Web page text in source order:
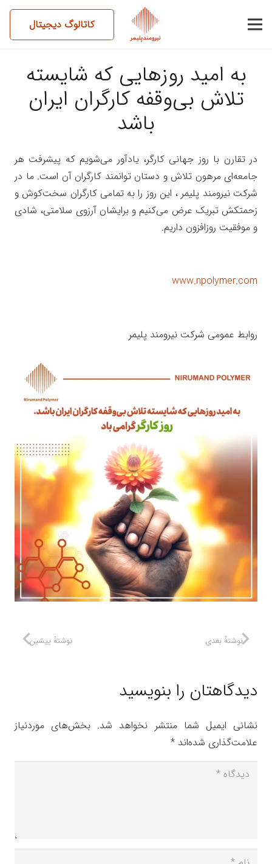
کاتالوگ دیجیتال
به امید روزهایی که شایسته
تلاش بی‌وقفه کارگران ایران
باشد
در تقارن با روز جهانی کارگر، یادآور می‌شویم که پیشرفت هر
جامعه‌ای مرهون تلاش و دستان توانمند کارگران آن است. ما در
شرکت نیرومند پلیمر ، این روز را به تمامی کارگران سخت‌کوش و
زحمتکش تبریک عرض می‌کنیم و برایشان آرزوی سلامتی، شادی
و موفقیت روزافزون داریم.
www.npolymer.com
روابط عمومی شرکت نیرومند پلیمر
نوشتهٔ پیشین نوشتهٔ بعدی
دیدگاهتان را بنویسید
نشانی ایمیل شما منتشر نخواهد شد. بخش‌های موردنیاز
علامت‌گذاری شده‌اند *